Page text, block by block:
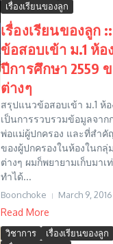
เรื่องเรียนของลูก
เรื่องเรียนของลูก
ข้อสอบเข้า ม.1 ห้อ
ปีการศึกษา 2559
ต่างๆ
สรุปแนวข้อสอบเข้า ม.1 ห้
เป็นการรวบรวมข้อมูลจาก
พ่อแม่ผู้ปกครอง และที่สำ
ของผู้ปกครองในห้องในกลุ่
ต่างๆ ผมก็พยายามเก็บมาเ
ทำได้...
Boonchoke March 9, 2016
Read More
วิชาการ
เรื่องเรียนของลูก